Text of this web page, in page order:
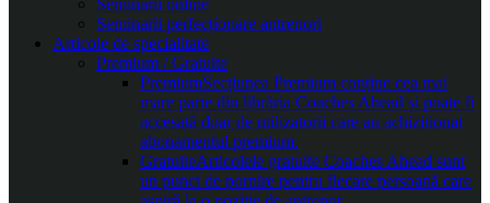
Seminarii online
Seminarii perfecționare antrenori
Articole de specialitate
Premium / Gratuite
PremiumSecțiunea Premium conține cea mai
mare parte din librăria Coaches Ahead și poate fi
accesată doar de utilizatorii care au achiziționat
abonamentul premium.
GratuiteArticolele gratuite Coaches Ahead sunt
un punct de pornire pentru fiecare persoană care